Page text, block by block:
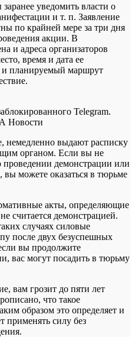
уведомить власти о
и т. п. Заявление
по крайней мере за три дня
акции. В
и адреса организаторов
время и дата ее
и планируемый маршрут
Telegram.
Новости
немедленно выдают расписку
органом. Если вы не
проведении демонстрации или
вы можете оказаться в тюрьме
акты, определяющие
считается демонстрацией.
случаях силовые
после двух безуспешных
вы продолжите
вас могут посадить в тюрьму
вам грозит до пяти лет
что такое
образом это определяет и
применять силу без